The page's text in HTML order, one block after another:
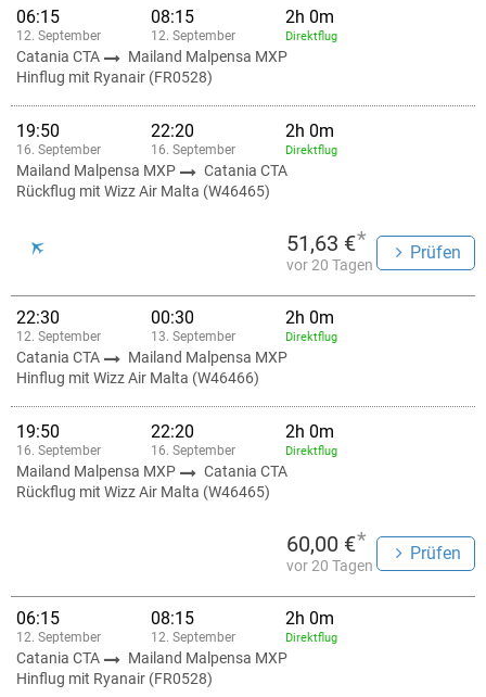
06:15
12. September
08:15
12. September
2h 0m
Direktflug
Catania CTA
Mailand Malpensa MXP
Hinflug mit Ryanair (FR0528)
19:50
16. September
22:20
16. September
2h 0m
Direktflug
Mailand Malpensa MXP
Catania CTA
Rückflug mit Wizz Air Malta (W46465)
51,63 €*
vor 20 Tagen
Prüfen
22:30
12. September
00:30
13. September
2h 0m
Direktflug
Catania CTA
Mailand Malpensa MXP
Hinflug mit Wizz Air Malta (W46466)
19:50
16. September
22:20
16. September
2h 0m
Direktflug
Mailand Malpensa MXP
Catania CTA
Rückflug mit Wizz Air Malta (W46465)
60,00 €*
vor 20 Tagen
Prüfen
06:15
12. September
08:15
12. September
2h 0m
Direktflug
Catania CTA
Mailand Malpensa MXP
Hinflug mit Ryanair (FR0528)